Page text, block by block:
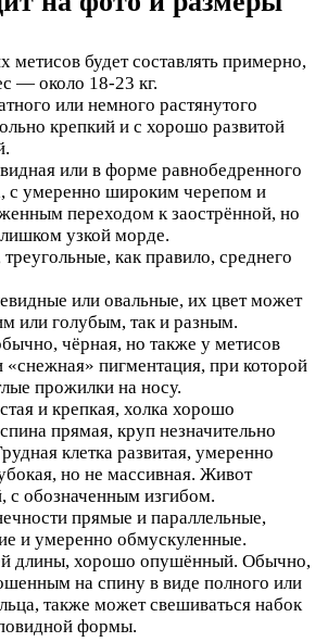
метисов будет составлять примерно,
— около 18-23 кг.
или немного растянутого
крепкий и с хорошо развитой
или в форме равнобедренного
с умеренно широким черепом и
переходом к заострённой, но
узкой морде.
как правило, среднего
или овальные, их цвет может
или голубым, так и разным.
чёрная, но также у метисов
«снежная» пигментация, при которой
прожилки на носу.
и крепкая, холка хорошо
прямая, круп незначительно
клетка развитая, умеренно
но не массивная. Живот
с обозначенным изгибом.
прямые и параллельные,
и умеренно обмускуленные.
длины, хорошо опушённый. Обычно,
на спину в виде полного или
также может свешиваться набок
формы.